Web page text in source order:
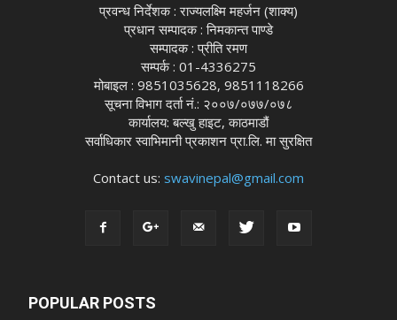
प्रवन्ध निर्देशक : राज्यलक्ष्मि महर्जन (शाक्य)
प्रधान सम्पादक : निमकान्त पाण्डे
सम्पादक : प्रीति रमण
सम्पर्क : 01-4336275
मोबाइल : 9851035628, 9851118266
सूचना विभाग दर्ता नं.: २००७/०७७/०७८
कार्यालय: बल्खु हाइट, काठमाडौं
सर्वाधिकार स्वाभिमानी प्रकाशन प्रा.लि. मा सुरक्षित
Contact us: swavinepal@gmail.com
POPULAR POSTS